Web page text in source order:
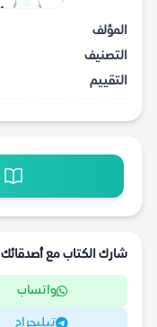
المؤلف
التصنيف
التقييم
شارك الكتاب مع أصدقائك
واتساب
تيليجرام